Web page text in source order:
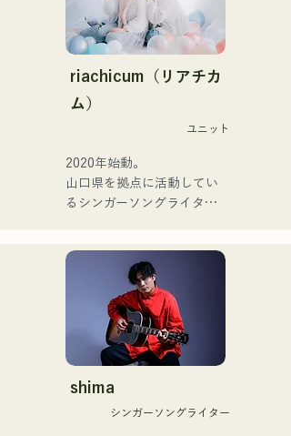
及xanadoo樂團的S0.
（Banus）的支持。
【新單曲】
她們的新歌《The World is
Love》將於2025年6月25日
半留学。
現在はLOVE FMの"music
×serendipity"でラジオDJを
務める。
デルやタレントとしても活
躍中。世界的有名なオーデ
ゴットタレント」で日本人
の芸人史上初のゴールデン
ブザーを獲得し、その後ス
もゴールデンブザーを獲得
した、ノボせもんなべの応
援歌「ゴールデンブザー」
や、アメリカ留学時代の心
友とコライトした本格的カ
ントリーソング「Life Goes
それらの楽曲を揃えた自身
初のフルアルバム「ONE
riachicum（リアチカ
ム）
ユニット
2020年始動。
山口県を拠点に活動してい
るシンガーソングライター
ユニット
コロナ禍に入り、音楽で山
口県を盛り上げたいという
思いからユニットを始動。
当初は動画配信サイトでの
活動のみだったが、2020年
12月より、山口県の地元イ
shima
シンガーソングライター